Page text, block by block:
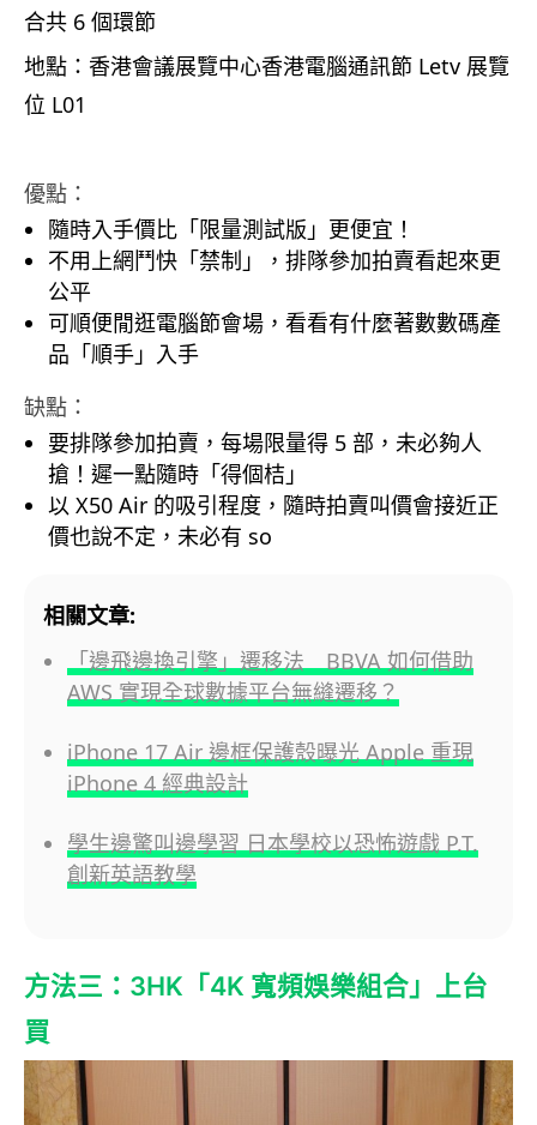
合共 6 個環節
地點：香港會議展覽中心香港電腦通訊節 Letv 展覽
位 L01
優點：
隨時入手價比「限量測試版」更便宜！
不用上網鬥快「禁制」，排隊參加拍賣看起來更
公平
可順便閒逛電腦節會場，看看有什麼著數數碼產
品「順手」入手
缺點：
要排隊參加拍賣，每場限量得 5 部，未必夠人
搶！遲一點隨時「得個桔」
以 X50 Air 的吸引程度，隨時拍賣叫價會接近正
價也說不定，未必有 so
相關文章:
「邊飛邊換引擎」遷移法 BBVA 如何借助
AWS 實現全球數據平台無縫遷移？
iPhone 17 Air 邊框保護殼曝光 Apple 重現
iPhone 4 經典設計
學生邊驚叫邊學習 日本學校以恐怖遊戲 P.T.
創新英語教學
方法三：3HK「4K 寬頻娛樂組合」上台
買